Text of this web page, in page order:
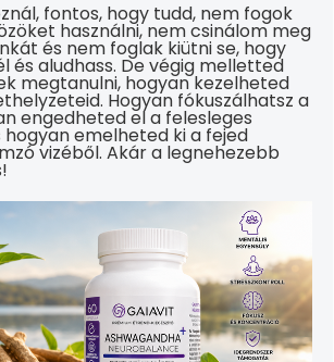
fontos, hogy tudd, nem fogok
használni, nem csinálom meg
és nem foglak kiütni se, hogy
és aludhass. De végig melletted
megtanulni, hogyan kezelheted
Hogyan fókuszálhatsz a
engedheted el a felesleges
hogyan emelheted ki a fejed
vizéből. Akár a legnehezebb